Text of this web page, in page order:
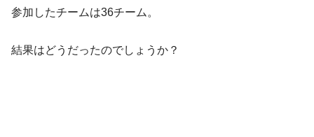
参加したチームは36チーム。
結果はどうだったのでしょうか？